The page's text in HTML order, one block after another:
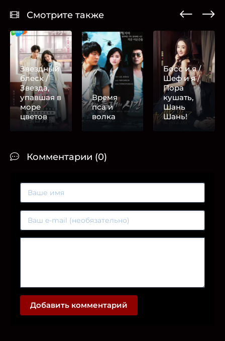
Смотрите также
Звездный
блеск /
Звезда,
упавшая в
море
цветов
Время
пса и
волка
Босс и я /
Шеф и я /
Пора
кушать,
Шань
Шань!
Комментарии (0)
Добавить комментарий